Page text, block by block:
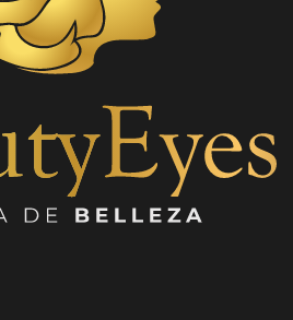
cómoda y no tirante.
Ingredientes: agua, glicerina,
Oryzasativa (arroz), ácido
ácido palmítico, cocoamida
MEA, cocoilglicinato de
potasio, copolímero de ácido
acrílico (éster), hidróxido de
potasio, cloruro de sodio,
tetraestearato de